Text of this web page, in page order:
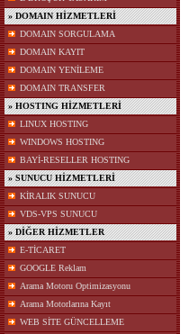
» DOMAIN HİZMETLERİ
DOMAIN SORGULAMA
DOMAIN KAYIT
DOMAIN YENİLEME
DOMAIN TRANSFER
» HOSTING HİZMETLERİ
LINUX HOSTING
WINDOWS HOSTING
BAYİ-RESELLER HOSTING
» SUNUCU HİZMETLERİ
KİRALIK SUNUCU
VDS-VPS SUNUCU
» DİĞER HİZMETLER
E-TİCARET
GOOGLE Reklam
Arama Motoru Optimizasyonu
Arama Motorlarına Kayıt
WEB SİTE GÜNCELLEME